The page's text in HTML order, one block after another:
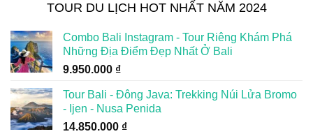
TOUR DU LỊCH HOT NHẤT NĂM 2024
Combo Bali Instagram - Tour Riêng Khám Phá
Những Địa Điểm Đẹp Nhất Ở Bali
9.950.000 ₫
Tour Bali - Đông Java: Trekking Núi Lửa Bromo
- Ijen - Nusa Penida
14.850.000 ₫